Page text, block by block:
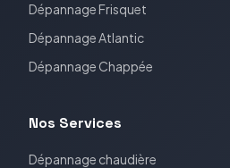
DépannageFrisquet
DépannageAtlantic
Dépannage Chappée
Nos Services
Dépannage chaudière